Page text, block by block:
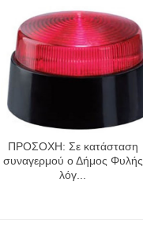
ΠΡΟΣΟΧΗ: Σε κατάσταση
συναγερμού ο Δήμος Φυλής
λόγ...